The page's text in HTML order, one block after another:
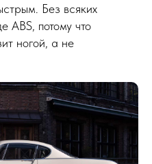
Без всяких
ABS, потому что
ногой, а не